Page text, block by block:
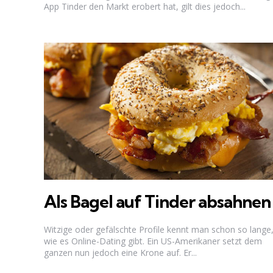
App Tinder den Markt erobert hat, gilt dies jedoch...
Als Bagel auf Tinder absahnen
Witzige oder gefälschte Profile kennt man schon so lange,
wie es Online-Dating gibt. Ein US-Amerikaner setzt dem
ganzen nun jedoch eine Krone auf. Er...